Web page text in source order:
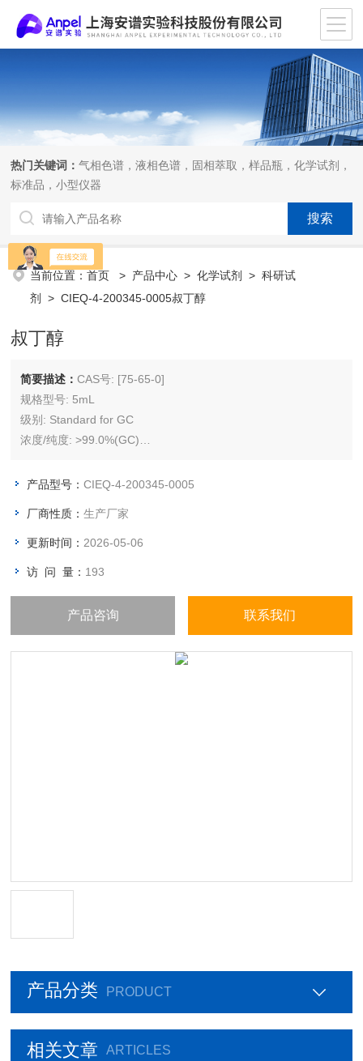
热门关键词：气相色谱，液相色谱，固相萃取，样品瓶，化学试剂，
标准品，小型仪器
当前位置：首页 > 产品中心 >化学试剂 >科研试
剂
> CIEQ-4-200345-0005叔丁醇
叔丁醇
简要描述：CAS号: [75-65-0]
规格型号: 5mL
级别: Standard for GC
浓度/纯度: >99.0%(GC)
产品型号：CIEQ-4-200345-0005
厂商性质：生产厂家
更新时间： 2026-05-06
访 问 量： 193
产品咨询 联系我们
产品分类 PRODUCT
相关文章 ARTICLES